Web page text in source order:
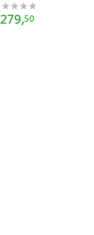
279,50